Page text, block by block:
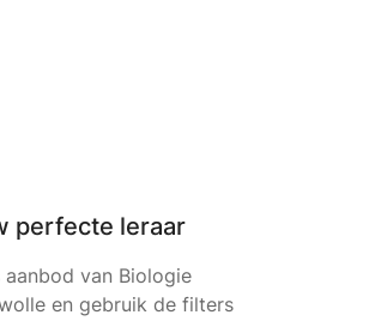
perfecte leraar
aanbod van Biologie
en gebruik de filters